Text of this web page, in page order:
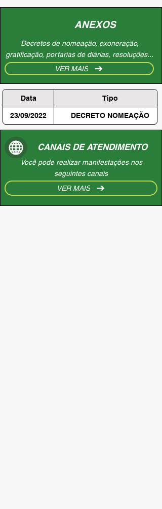
ANEXOS
Decretos de nomeação, exoneração,
gratificação, portarias de diárias, resoluções...
VER MAIS
Data Tipo
23/09/2022 DECRETO NOMEAÇÃO
CANAIS DE ATENDIMENTO
Você pode realizar manifestações nos
seguintes canais
VER MAIS